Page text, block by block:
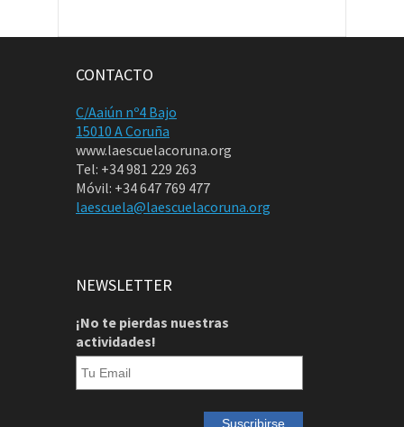
CONTACTO
C/Aaiún nº4 Bajo
15010 A Coruña
www.laescuelacoruna.org
Tel: +34 981 229 263
Móvil: +34 647 769 477
laescuela@laescuelacoruna.org
NEWSLETTER
¡No te pierdas nuestras
actividades!